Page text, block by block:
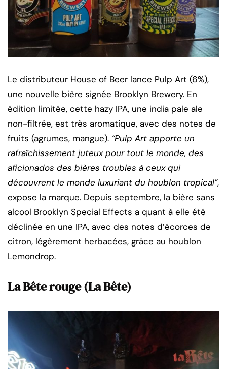
Le distributeur House of Beer lance Pulp Art (6%),
une nouvelle bière signée Brooklyn Brewery. En
édition limitée, cette hazy IPA, une india pale ale
non-filtrée, est très aromatique, avec des notes de
fruits (agrumes, mangue). “Pulp Art apporte un
rafraîchissement juteux pour tout le monde, des
aficionados des bières troubles à ceux qui
découvrent le monde luxuriant du houblon tropical”,
expose la marque. Depuis septembre, la bière sans
alcool Brooklyn Special Effects a quant à elle été
déclinée en une IPA, avec des notes d’écorces de
citron, légèrement herbacées, grâce au houblon
Lemondrop.
La Bête rouge (La Bête)